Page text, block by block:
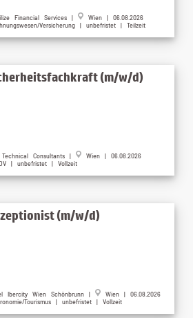
Financial Services |
Wien | 06.08.2026
Versicherung | unbefristet | Teilzeit
(m/w/d)
Technical Consultants |
Wien | 06.08.2026
| unbefristet | Vollzeit
(m/w/d)
Ibercity Wien Schönbrunn |
Wien | 06.08.2026
Tourismus | unbefristet | Vollzeit